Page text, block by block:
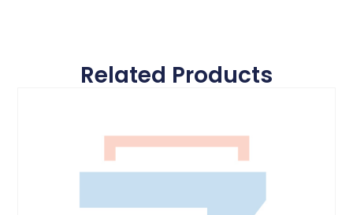
Related Products